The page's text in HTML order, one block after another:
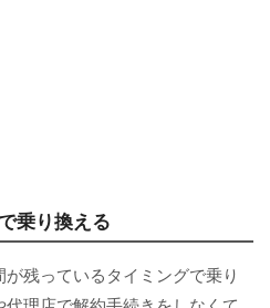
乗り換える
残っているタイミングで乗り